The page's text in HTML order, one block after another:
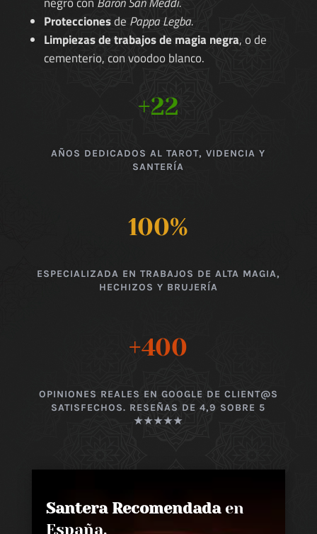
Proteccionesde Pappa Legba.
Limpiezas de trabajos de magia negra, o de
cementerio, con voodoo blanco.
+22
AÑOS DEDICADOS AL TAROT, VIDENCIA Y
SANTERÍA
100%
ESPECIALIZADA EN TRABAJOS DE ALTA MAGIA,
HECHIZOS Y BRUJERÍA
+400
OPINIONES REALES EN GOOGLE DE CLIENT@S
SATISFECHOS. RESEÑAS DE 4,9 SOBRE 5
★★★★★
Santera Recomendadaen
España,